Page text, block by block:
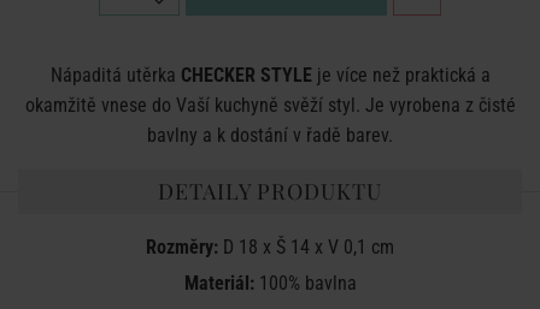
Nápaditá utěrka CHECKER STYLE je více než praktická a
okamžitě vnese do Vaší kuchyně svěží styl. Je vyrobena z čisté
bavlny a k dostání v řadě barev.
DETAILY PRODUKTU
Rozměry: D 18 x Š 14 x V 0,1 cm
Materiál:100% bavlna